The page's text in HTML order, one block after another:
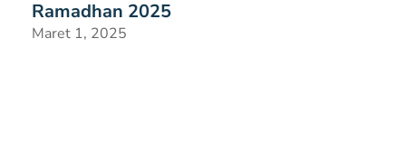
Ramadhan 2025
Maret 1, 2025